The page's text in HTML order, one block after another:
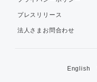
プレスリリース
法人さまお問合わせ
English